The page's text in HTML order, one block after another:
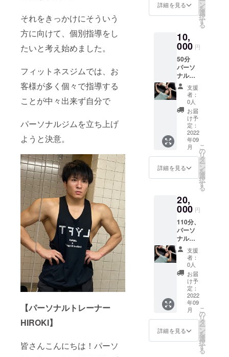
それをきっかけにそういう
方に向けて、個別指導をし
たいと考え始めました。
フィットネスジムでは、お
客様が多く個々で指導する
ことが中々出来ず自分で
パーソナルジムを立ち上げ
ようと決意。
【パーソナルトレーナー
HIROKI】
皆さんこんにちは！パーソ
込めた
お礼の
メール
させて
頂きま
す。 有
効期
限
2022年
9月1
日〜
2023年
9月1日
詳細を見る ン
を
選
択
す
る
10,
000 円
50分
パーソ
ナルト
レーニ
ング1
回。 食
事アド
バイス
を行い
ます。
場所は
愛知県
江南市
です。
感謝の
気持ち
たお礼
のメー
ルを送
らさせ
て頂き
ます。
有効期
限
2022年
9月1
日〜
2023年
9月1日
支援
者：
0人
お届
け予
定：
2022
年09
月
詳細を見る
こ
の
リ
タ
ー
ン
を
選
択
す
る
20,
000 円
110分、
パーソ
ナルト
レー
ナーと
一緒に
トレー
ニング
しま
しょ
う！ 有
効期限
2022年
9月1
日〜
2023年
支援
者：
0人
お届
け予
定：
2022
年09
月
詳細を見る
こ
の
リ
タ
ー
ン
を
選
択
す
る